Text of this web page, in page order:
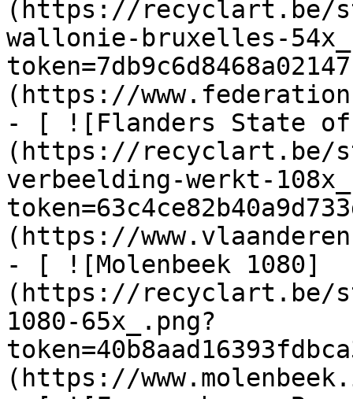
(https://recyclart.be/
wallonie-bruxelles-
(https://
- [ ![Flanders State
(https://recyclart.be/
verbeelding-werkt-
(https://
- [ ![Molenbeek 1080]
(https://recyclart.be/
1080-65x_.png?
(https://